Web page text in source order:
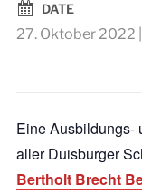
DATE
27. Oktober 2022
Eine Ausbildungs-
aller Duisburger
Bertholt Brecht